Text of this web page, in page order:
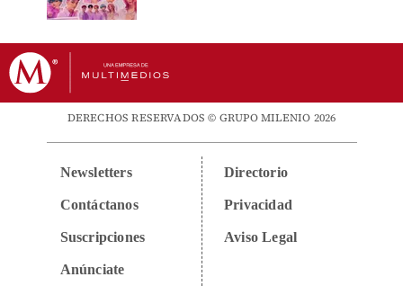
DERECHOS RESERVADOS © GRUPO MILENIO 2026
Newsletters
Contáctanos
Suscripciones
Anúnciate
Directorio
Privacidad
Aviso Legal